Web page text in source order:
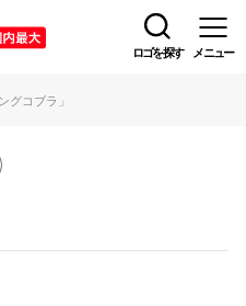
ロゴを探す メニュー
グコブラ」